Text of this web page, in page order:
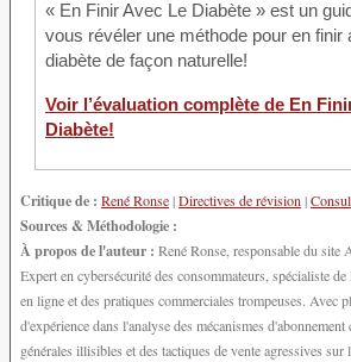
« En Finir Avec Le Diabète » est un
vous révéler une méthode pour en finir
diabète de façon naturelle!
Voir l’évaluation complète de En
Diabète!
Critique de : René Ronse|Directives de révision|
Sources & Méthodologie :
À propos de l'auteur : René Ronse, responsable du site
Expert en cybersécurité des consommateurs, spécialiste
en ligne et des pratiques commerciales trompeuses. Avec
d'expérience dans l'analyse des mécanismes
générales illisibles et des tactiques de vente agressives sur